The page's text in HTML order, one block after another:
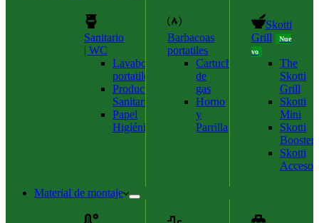
Sanitario
| WC
Lavabos
portatiles
Productos
Sanitarios
Papel
Higiénico
Barbacoas
portatiles
Cartuchos
de
gas
Horno
y
Parrilla
Skotti
Grill
Nue
vo
The
Skotti
Grill
Skotti
Mini
Skotti
Booster
Skotti
Material de montaje